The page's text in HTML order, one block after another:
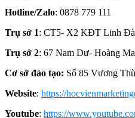
Hotline/Zalo: 0878 779 111
Trụ sở 1: CT5- X2 KĐT Linh
Trụ sở 2: 67 Nam Dư- Hoàng
Cơ sở đào tạo: Số 85 Vương
Website: https://
Youtube: https://